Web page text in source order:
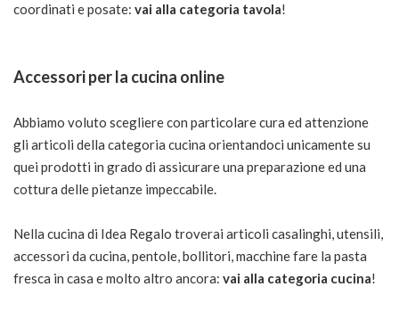
coordinati e posate: vai alla categoria tavola!
Accessori per la cucina online
Abbiamo voluto scegliere con particolare cura ed attenzione
gli articoli della categoria cucina orientandoci unicamente su
quei prodotti in grado di assicurare una preparazione ed una
cottura delle pietanze impeccabile.
Nella cucina di Idea Regalo troverai articoli casalinghi, utensili,
accessori da cucina, pentole, bollitori, macchine fare la pasta
fresca in casa e molto altro ancora: vai alla categoria cucina!